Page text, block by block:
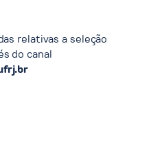
relativas a seleção
do canal